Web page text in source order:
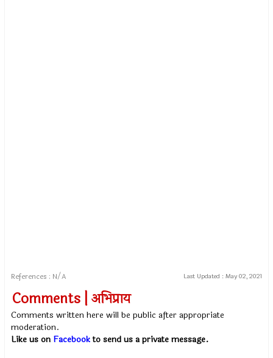
References : N/A Last Updated : May 02, 2021
Comments | अभिप्राय
Comments written here will be public after appropriate
moderation.
Like us on Facebookto send us a private message.